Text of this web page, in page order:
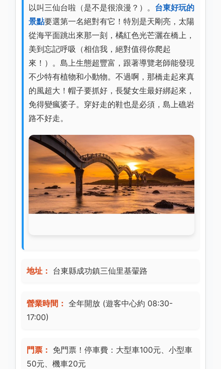
以叫三仙台啦（是不是很浪漫？）。 台東好玩的
景點要選第一名絕對有它！特別是天剛亮，太陽
從海平面跳出來那一刻，橘紅色光芒灑在橋上，
美到忘記呼吸（相信我，絕對值得你爬起
來！）。島上生態超豐富，跟著導覽老師能發現
不少特有植物和小動物。不過啊，那橋走起來真
的風超大！帽子要抓好，長髮女生最好綁起來，
免得變瘋婆子。穿好走的鞋也是必須，島上礁岩
路不好走。
地址： 台東縣成功鎮三仙里基翬路
營業時間： 全年開放 (遊客中心約 08:30-
17:00)
門票： 免門票！停車費：大型車100元、小型車
50元、機車20元